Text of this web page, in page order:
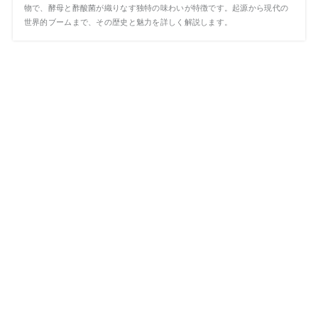
物で、酵母と酢酸菌が織りなす独特の味わいが特徴です。起源から現代の
世界的ブームまで、その歴史と魅力を詳しく解説します。